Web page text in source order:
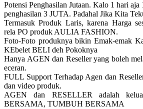
Potensi Penghasilan Jutaan. Kalo 1 hari aja
penghasilan 3 JUTA. Padahal Jika Kita
Termasuk Produk Laris, karena Harga
rela PO produk AULIA FASHION.
Foto-Foto produknya bikin Emak-emak
KEbelet BELI deh Pokoknya
Hanya AGEN dan Reseller yang boleh
eceran.
FULL Support Terhadap Agen dan
dan video produk.
AGEN dan RESELLER adalah
BERSAMA, TUMBUH BERSAMA